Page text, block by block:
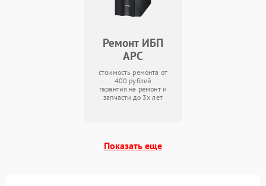
Ремонт ИБП
APC
стоимость ремонта от
400 рублей
гарантия на ремонт и
запчасти до 3х лет
Показать еще